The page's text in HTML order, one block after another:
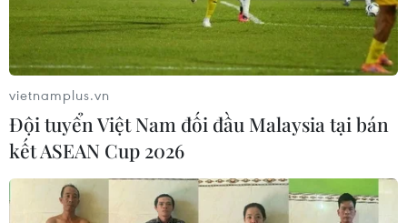
#Cấm vũ khí hạt nhân
#Cấm hạt nhân
#Hội đồng Bảo an
Theo dõi VietnamPlus
vietnamplus.vn
Đội tuyển Việt Nam đối đầu Malaysia tại bán
kết ASEAN Cup 2026